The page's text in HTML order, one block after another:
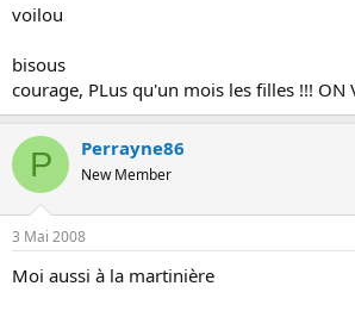
voilou
bisous
courage, PLus qu'un mois les filles !!! ON
P Perrayne86
New Member
3 Mai 2008
Moi aussi à la martinière